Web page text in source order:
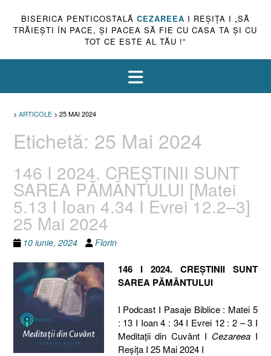
BISERICA PENTICOSTALĂ CEZAREEA I REŞIŢA I „SĂ
TRĂIEŞTI ÎN PACE, ŞI PACEA SĂ FIE CU CASA TA ŞI CU
TOT CE ESTE AL TĂU !”
> ARTICOLE > 25 MAI 2024
Etichetă: 25 Mai 2024
146 I 2024. CREȘTINII SUNT
SAREA PĂMÂNTULUI [Matei
5.13 I Ioan 4.34 I Evrei 12.2–3]
25 Mai 2024
10 iunie, 2024 Florin
146 I 2024. CREȘTINII SUNT
SAREA PĂMÂNTULUI
I Podcast I Pasaje Biblice : Matei 5
: 13 I Ioan 4 : 34 I Evrei 12 : 2 – 3 I
Meditaţii din Cuvânt I Cezareea I
Reşiţa I 25 Mai 2024 I